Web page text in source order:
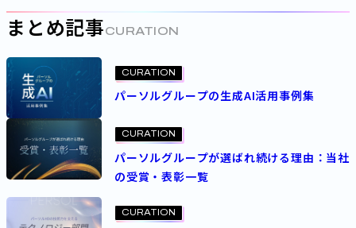
まとめ記事 CURATION
CURATION
パーソルグループの生成AI活用事例集
CURATION
パーソルグループが選ばれ続ける理由：当社
の受賞・表彰一覧
CURATION